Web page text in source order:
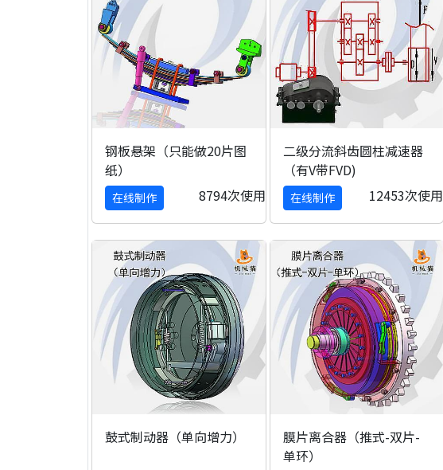
钢板悬架（只能做20片图
纸）
在线制作 8794次使用
二级分流斜齿圆柱减速器
（有V带FVD)
在线制作 12453次使用
鼓式制动器（单向增力）
膜片离合器（推式-双片-
单环）